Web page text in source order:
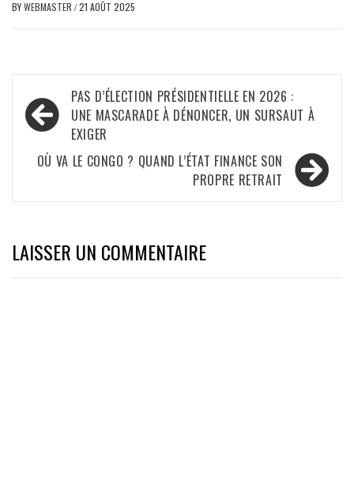
BYWEBMASTER /21 AOÛT 2025
Navigation
de
l’article
PAS D’ÉLECTION PRÉSIDENTIELLE EN 2026 :
UNE MASCARADE À DÉNONCER, UN SURSAUT À
EXIGER
OÙ VA LE CONGO ? QUAND L’ÉTAT FINANCE SON
PROPRE RETRAIT
LAISSER UN COMMENTAIRE